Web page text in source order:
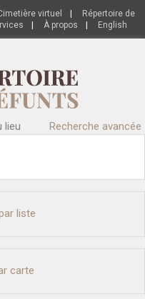
virtuel
Répertoire de
À propos English
lieu Recherche avancée
liste
carte